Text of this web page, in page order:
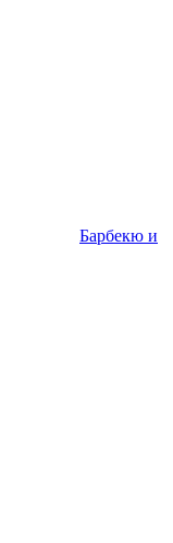
Барбекю и